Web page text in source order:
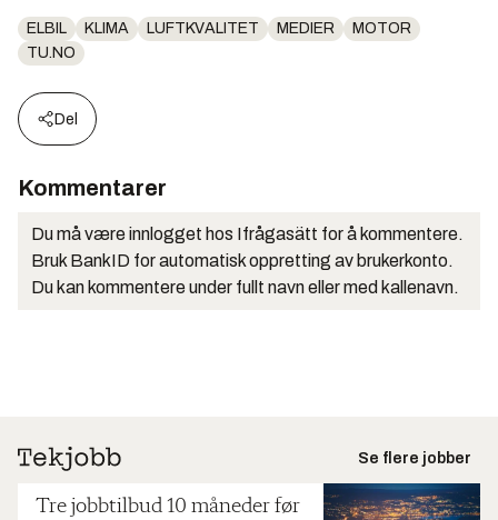
ELBIL KLIMA LUFTKVALITET MEDIER
MOTOR
TU.NO
Del
Kommentarer
Du må være innlogget hos Ifrågasätt for å kommentere.
Bruk BankID for automatisk oppretting av brukerkonto.
Du kan kommentere under fullt navn eller med kallenavn.
Se flere jobber
Tre jobbtilbud 10 måneder før